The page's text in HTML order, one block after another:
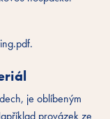
je oblíbeným
provázek ze